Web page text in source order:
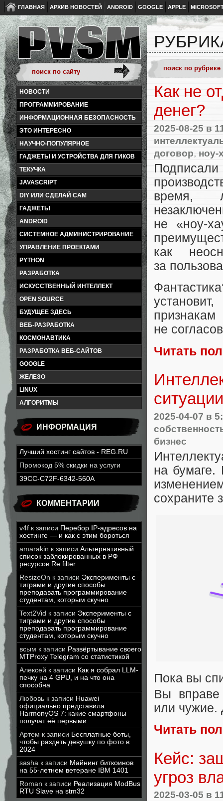
ГЛАВНАЯ АРХИВ НОВОСТЕЙ ANDROID GOOGLE APPLE
НОВОСТИ
ПРОГРАММИРОВАНИЕ
ИНФОРМАЦИОННАЯ БЕЗОПАСНОСТЬ
ЭТО ИНТЕРЕСНО
НАУЧНО-ПОПУЛЯРНОЕ
ГАДЖЕТЫ И УСТРОЙСТВА ДЛЯ ГИКОВ
ТЕКУЧКА
JAVASCRIPT
DIY ИЛИ СДЕЛАЙ САМ
ГАДЖЕТЫ
ANDROID
СИСТЕМНОЕ АДМИНИСТРИРОВАНИЕ
УПРАВЛЕНИЕ ПРОЕКТАМИ
PYTHON
РАЗРАБОТКА
ИСКУССТВЕННЫЙ ИНТЕЛЛЕКТ
OPEN SOURCE
БУДУЩЕЕ ЗДЕСЬ
ВЕБ-РАЗРАБОТКА
КОСМОНАВТИКА
РАЗРАБОТКА ВЕБ-САЙТОВ
GOOGLE
ЖЕЛЕЗО
LINUX
АЛГОРИТМЫ
ИНФОРМАЦИЯ
Лучший хостинг сайтов - REG.RU
Промокод 5% скидки на услуги
39CC-C72F-6342-560A
КОММЕНТАРИИ
v4f к записи Перебор IP-адресов на
хостинге — и как с этим бороться
amarakin к записи Альтернативный
список заблокированных в РФ
ресурсов Re:filter
ResizeOn к записи Эксперименты с
тиграми и другие способы
преподавать программирование
студентам, которым скучно
Text2Vid к записи Эксперименты с
тиграми и другие способы
преподавать программирование
студентам, которым скучно
всым к записи Развёртывание своего
MTProxy Telegram со статистикой
Алексей к записи Как я собрал LLM-
печку на 4 GPU, и на что она
способна
Любовь к записи Huawei
официально представила
HarmonyOS 7: какие смартфоны
получат её первыми
Артем к записи Бесплатные боты,
чтобы раздеть девушку по фото в
2024
sasha к записи Майнинг биткоинов
на 55-летнем ветеране IBM 1401
Roman к записи Реализация ModBus
RTU Slave на stm32
Как не
денег?
2025-08-25 в
договор, ноу-
время,
не
как
за
не
Читать
2025-04-07 в
бизнес
на бумаге.
сохраните
Пока вы
Вы вправе
или чужие.
Читать
Кейс:
угроз
2025-03-05 в